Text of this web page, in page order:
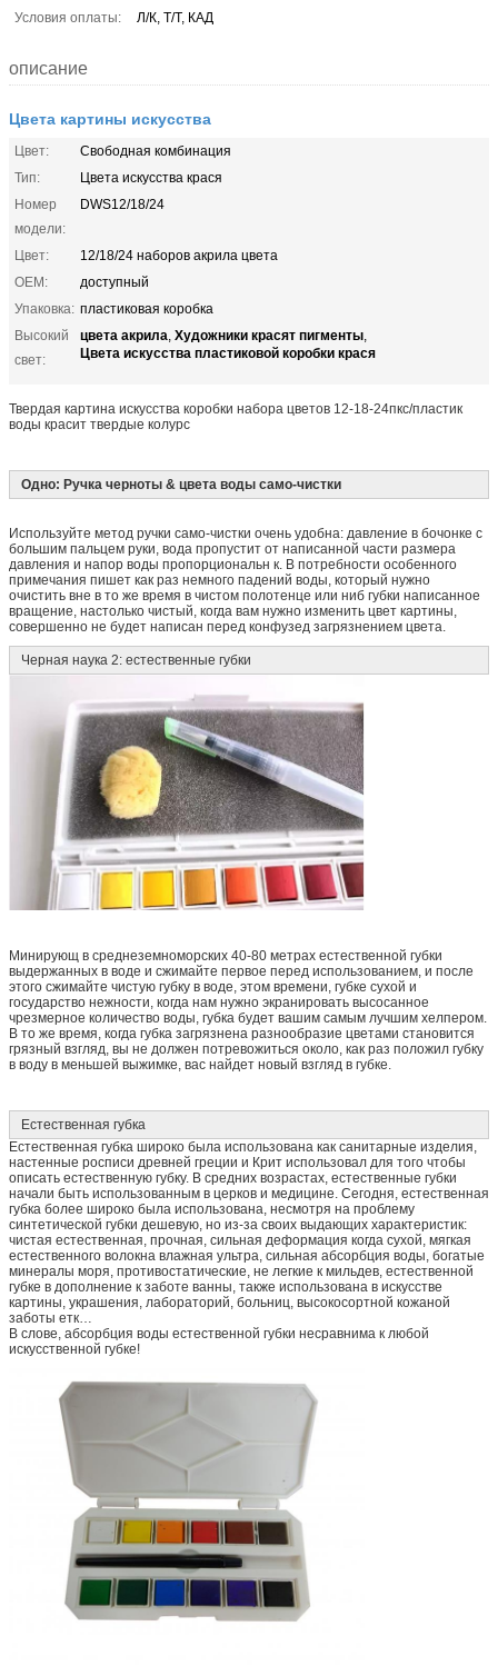
Условия оплаты:
Л/К, Т/Т, КАД
описание
Цвета картины искусства
Цвет:
Свободная комбинация
Тип:
Цвета искусства крася
Номер
модели:
DWS12/18/24
Цвет:
12/18/24 наборов акрила цвета
OEM:
доступный
Упаковка: пластиковая коробка
Высокий
свет:
цвета акрила, Художники красят пигменты,
Цвета искусства пластиковой коробки крася
Твердая картина искусства коробки набора цветов 12-18-24пкс/пластик
воды красит твердые колурс
Одно: Ручка черноты & цвета воды само-чистки
Используйте метод ручки само-чистки очень удобна: давление в бочонке с
большим пальцем руки, вода пропустит от написанной части размера
давления и напор воды пропорциональн к. В потребности особенного
примечания пишет как раз немного падений воды, который нужно
очистить вне в то же время в чистом полотенце или ниб губки написанное
вращение, настолько чистый, когда вам нужно изменить цвет картины,
совершенно не будет написан перед конфузед загрязнением цвета.
Черная наука 2: естественные губки
Минирующ в среднеземноморских 40-80 метрах естественной губки
выдержанных в воде и сжимайте первое перед использованием, и после
этого сжимайте чистую губку в воде, этом времени, губке сухой и
государство нежности, когда нам нужно экранировать высосанное
чрезмерное количество воды, губка будет вашим самым лучшим хелпером.
В то же время, когда губка загрязнена разнообразие цветами становится
грязный взгляд, вы не должен потревожиться около, как раз положил губку
в воду в меньшей выжимке, вас найдет новый взгляд в губке.
Естественная губка
Естественная губка широко была использована как санитарные изделия,
настенные росписи древней греции и Крит использовал для того чтобы
описать естественную губку. В средних возрастах, естественные губки
начали быть использованным в церков и медицине. Сегодня, естественная
губка более широко была использована, несмотря на проблему
синтетической губки дешевую, но из-за своих выдающих характеристик:
чистая естественная, прочная, сильная деформация когда сухой, мягкая
естественного волокна влажная ультра, сильная абсорбция воды, богатые
минералы моря, противостатические, не легкие к мильдев, естественной
губке в дополнение к заботе ванны, также использована в искусстве
картины, украшения, лабораторий, больниц, высокосортной кожаной
заботы етк…
В слове, абсорбция воды естественной губки несравнима к любой
искусственной губке!